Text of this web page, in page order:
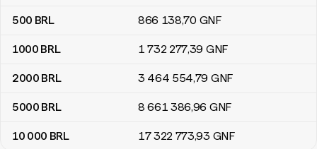
500 BRL 866 138,70 GNF
1000 BRL 1 732 277,39 GNF
2000 BRL 3 464 554,79 GNF
5000 BRL 8 661 386,96 GNF
10 000 BRL 17 322 773,93 GNF